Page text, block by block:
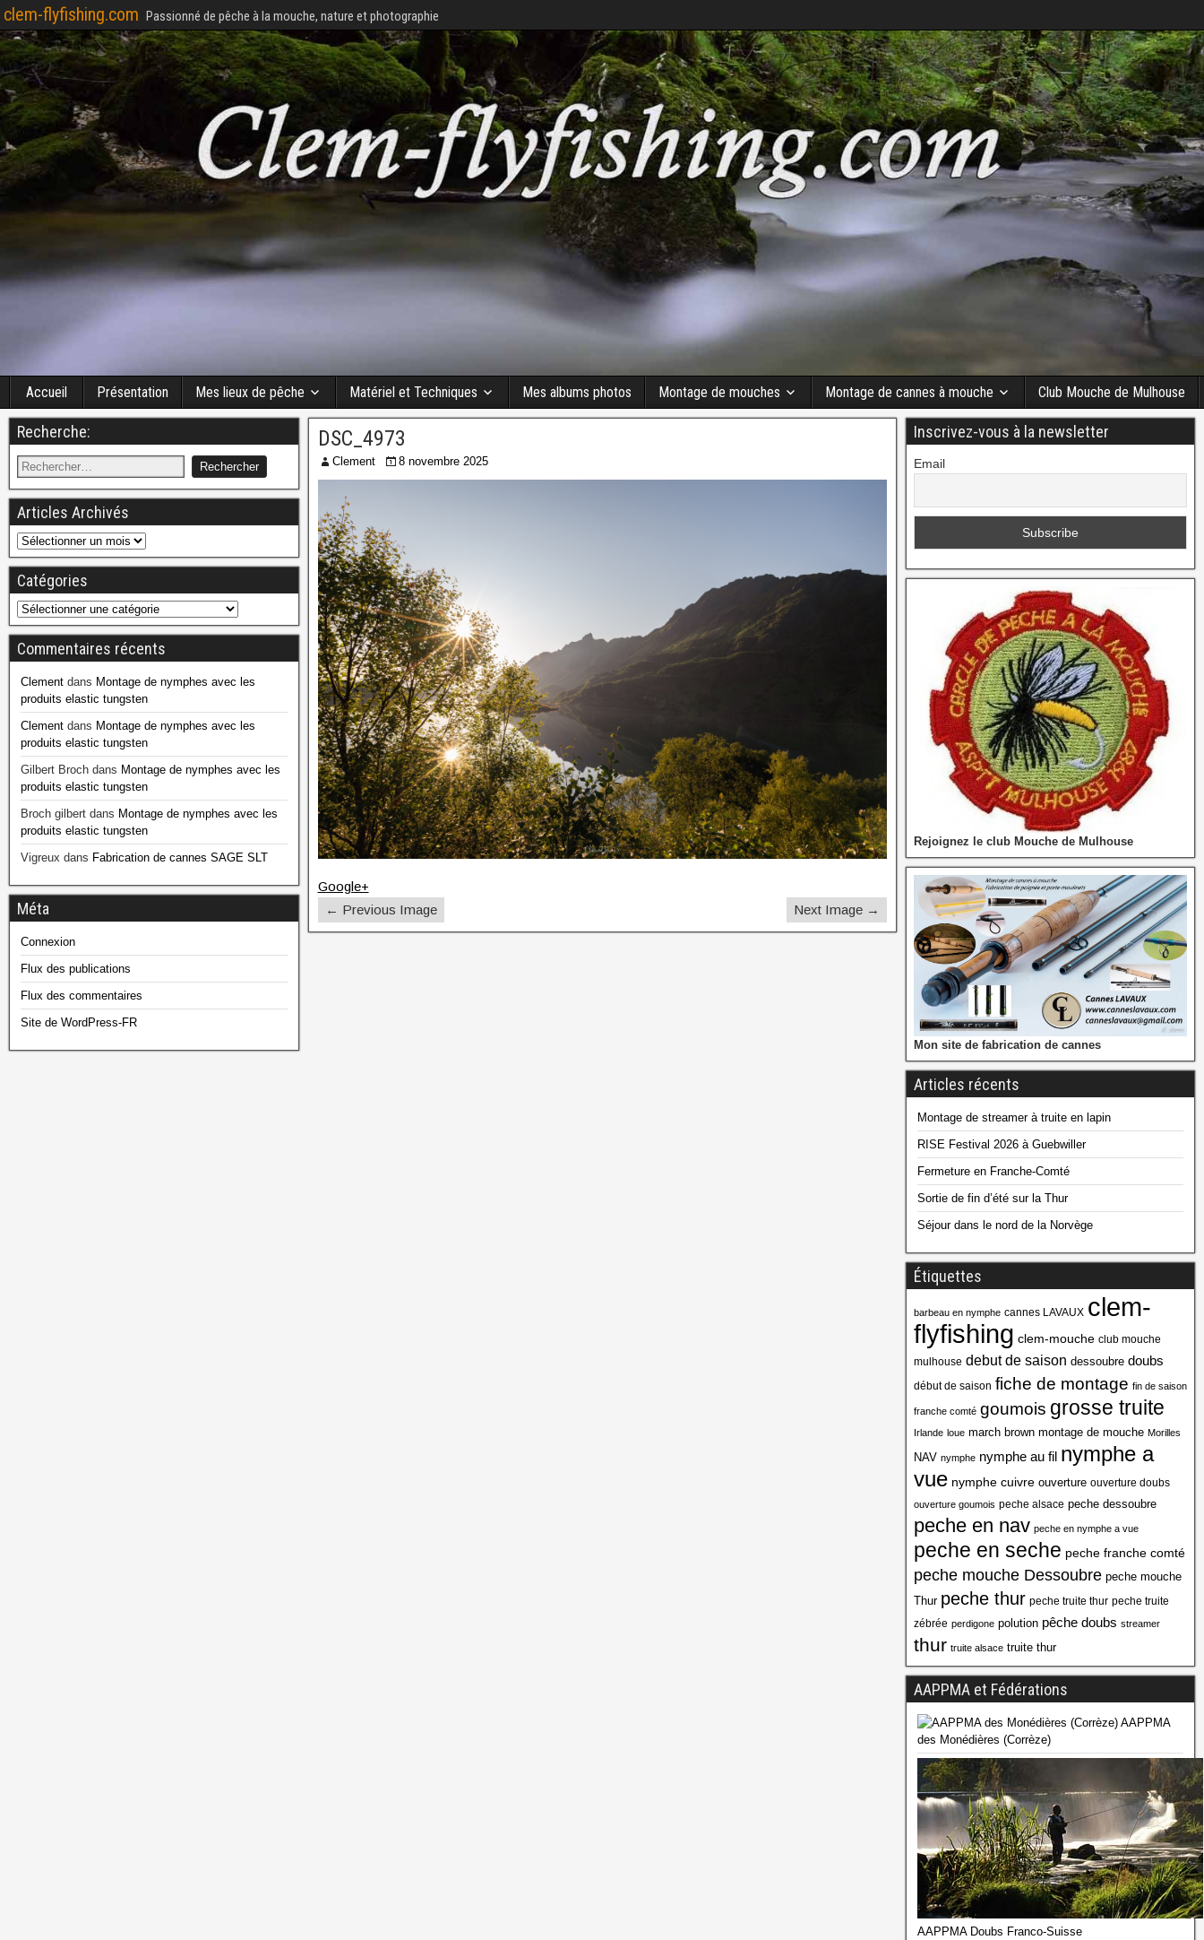
clem-flyfishing.com Passionné de pêche à la mouche, nature et photographie
Accueil Présentation Mes lieux de pêche Matériel et Techniques Mes albums photos Montage de mouches Montage de cannes à mouche Club Mouche de Mulhouse
DSC_4973
Clement 8 novembre 2025
Google+
← Previous Image
Next Image →
Recherche:
Articles Archivés
Catégories
Commentaires récents
Clement dans Montage de nymphes avec les
produits elastic tungsten
Clement dans Montage de nymphes avec les
produits elastic tungsten
Gilbert Broch dans Montage de nymphes avec les
produits elastic tungsten
Broch gilbert dans Montage de nymphes avec les
produits elastic tungsten
Vigreux dans Fabrication de cannes SAGE SLT
Méta
Connexion
Flux des publications
Flux des commentaires
Site de WordPress-FR
Inscrivez-vous à la newsletter
Email
Rejoignez le club Mouche de Mulhouse
Mon site de fabrication de cannes
Articles récents
Montage de streamer à truite en lapin
RISE Festival 2026 à Guebwiller
Fermeture en Franche-Comté
Sortie de fin d’été sur la Thur
Séjour dans le nord de la Norvège
Étiquettes
barbeau en nymphe cannes LAVAUX clem-
flyfishing clem-mouche club mouche
mulhouse debut de saison dessoubre doubs
début de saison fiche de montage fin de saison
franche comté goumois grosse truite
Irlande loue march brown montage de mouche Morilles
NAV nymphe nymphe au fil nymphe a
vue nymphe cuivre ouverture ouverture doubs
ouverture goumois peche alsace peche dessoubre
peche en nav peche en nymphe a vue
peche en seche peche franche comté
peche mouche Dessoubre peche mouche
Thur peche thur peche truite thur peche truite
zébrée perdigone polution pêche doubs streamer
thur truite alsace truite thur
AAPPMA et Fédérations
AAPPMA
des Monédières (Corrèze)
AAPPMA Doubs Franco-Suisse